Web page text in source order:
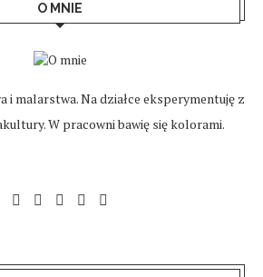
O MNIE
malarstwa. Na działce eksperymentuję z
W pracowni bawię się kolorami.